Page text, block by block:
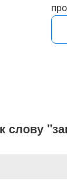
слову